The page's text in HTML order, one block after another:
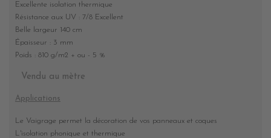
Excellente isolation thermique
Résistance aux UV : 7/8 Excellent
Belle largeur 140 cm
Épaisseur : 3 mm
Poids : 810 g/m2 + ou - 5 %
Vendu au mètre
Applications
Le Vaigrage permet la décoration de vos panneaux et coques
L'isolation phonique et thermique